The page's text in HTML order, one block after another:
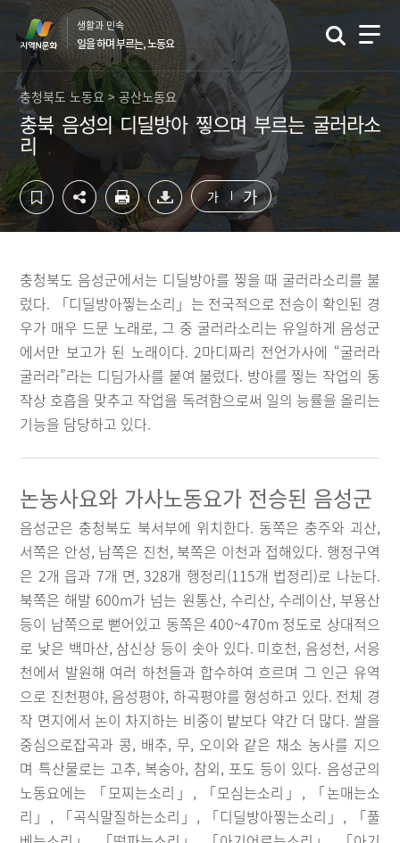
영
기
역
생활과 민속
일을 하며 부르는, 노동요
충청북도 노동요 > 공산노동요
충북 음성의 디딜방아 찧으며 부르는 굴러라소
리
가 가
충청북도 음성군에서는 디딜방아를 찧을 때 굴러라소리를 불
렀다. 「디딜방아찧는소리」는 전국적으로 전승이 확인된 경
우가 매우 드문 노래로, 그 중 굴러라소리는 유일하게 음성군
에서만 보고가 된 노래이다. 2마디짜리 전언가사에 “굴러라
굴러라”라는 디딤가사를 붙여 불렀다. 방아를 찧는 작업의 동
작상 호흡을 맞추고 작업을 독려함으로써 일의 능률을 올리는
기능을 담당하고 있다.
논농사요와 가사노동요가 전승된 음성군
음성군은 충청북도 북서부에 위치한다. 동쪽은 충주와 괴산,
서쪽은 안성, 남쪽은 진천, 북쪽은 이천과 접해있다. 행정구역
은 2개 읍과 7개 면, 328개 행정리(115개 법정리)로 나눈다.
북쪽은 해발 600m가 넘는 원통산, 수리산, 수레이산, 부용산
등이 남쪽으로 뻗어있고 동쪽은 400~470m 정도로 상대적으
로 낮은 백마산, 삼신상 등이 솟아 있다. 미호천, 음성천, 서응
천에서 발원해 여러 하천들과 합수하여 흐르며 그 인근 유역
으로 진천평야, 음성평야, 하곡평야를 형성하고 있다. 전체 경
작 면지에서 논이 차지하는 비중이 밭보다 약간 더 많다. 쌀을
중심으로잡곡과 콩, 배추, 무, 오이와 같은 채소 농사를 지으
며 특산물로는 고추, 복숭아, 참외, 포도 등이 있다. 음성군의
노동요에는 「모찌는소리」, 「모심는소리」, 「논매는소
리」, 「곡식말질하는소리」, 「디딜방아찧는소리」, 「풀